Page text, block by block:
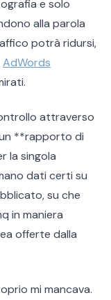
e solo
alla parola
potrà ridursi,
AdWords
attraverso
**rapporto di
la singola
dati certi su
su che
in maniera
offerte dalla
mi mancava.